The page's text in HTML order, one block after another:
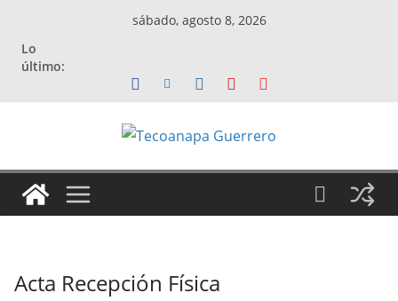
contenido
sábado, agosto 8, 2026
Lo
último:
Acta Recepción Física